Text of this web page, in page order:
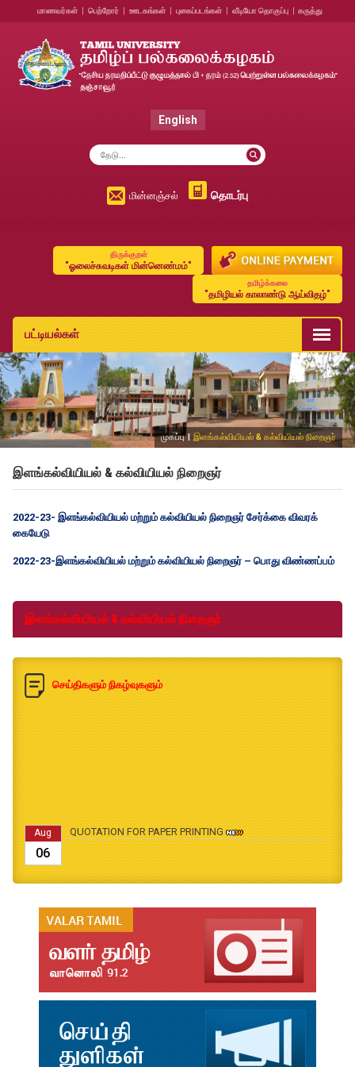
மாணவர்கள் பெற்றோர் ஊடகங்கள் புகைப்படங்கள் வீடியோ தொகுப்பு கருத்து
English
மின்னஞ்சல் தொடர்பு
திருக்குறள்
"ஓலைச்சுவடிகள் மின்னெண்மம்"
தமிழ்க்கலை
"தமிழியல் காலாண்டு ஆய்விதழ்"
பட்டியல்கள்
முகப்பு இளங்கல்வியியல் & கல்வியியல் நிறைஞர்
இளங்கல்வியியல் & கல்வியியல் நிறைஞர்
2022-23- இளங்கல்வியியல் மற்றும் கல்வியியல் நிறைஞர் சேர்க்கை விவரக்
கையேடு
2022-23-இளங்கல்வியியல் மற்றும் கல்வியியல் நிறைஞர் – பொது விண்ணப்பம்
இளங்கல்வியியல் & கல்வியியல் நிறைஞர்
செய்திகளும் நிகழ்வுகளும்
Aug
06
QUOTATION FOR PAPER PRINTING
04
Jul
31
தமிழ்க்கலை – தமிழியல் காலாண்டு ஆய்விதழ் - 2026
Jul
31
தமிழ்க்கலை – தமிழியல் காலாண்டு ஆய்விதழ் – 2025